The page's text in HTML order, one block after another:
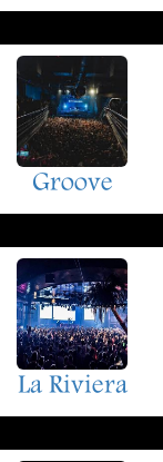
Groove
La Riviera